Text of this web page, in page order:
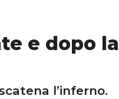
e dopo la
l’inferno.